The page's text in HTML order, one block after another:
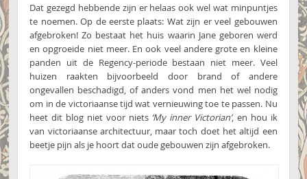
Dat gezegd hebbende zijn er helaas ook wel wat minpuntjes
te noemen. Op de eerste plaats: Wat zijn er veel gebouwen
afgebroken! Zo bestaat het huis waarin Jane geboren werd
en opgroeide niet meer. En ook veel andere grote en kleine
panden uit de Regency-periode bestaan niet meer. Veel
huizen raakten bijvoorbeeld door brand of andere
ongevallen beschadigd, of anders vond men het wel nodig
om in de victoriaanse tijd wat vernieuwing toe te passen. Nu
heet dit blog niet voor niets ‘My inner Victorian’, en hou ik
van victoriaanse architectuur, maar toch doet het altijd een
beetje pijn als je hoort dat oude gebouwen zijn afgebroken.